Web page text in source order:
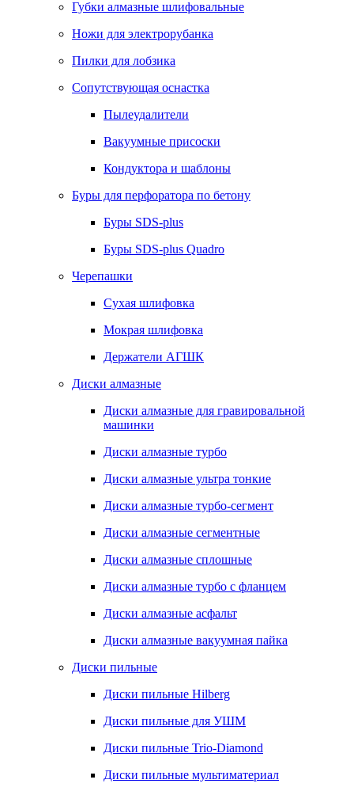
Губки алмазные шлифовальные
Ножи для электрорубанка
Пилки для лобзика
Сопутствующая оснастка
Пылеудалители
Вакуумные присоски
Кондуктора и шаблоны
Буры для перфоратора по бетону
Буры SDS-plus
Буры SDS-plus Quadro
Черепашки
Сухая шлифовка
Мокрая шлифовка
Держатели АГШК
Диски алмазные
Диски алмазные для гравировальной
машинки
Диски алмазные турбо
Диски алмазные ультра тонкие
Диски алмазные турбо-сегмент
Диски алмазные сегментные
Диски алмазные сплошные
Диски алмазные турбо с фланцем
Диски алмазные асфальт
Диски алмазные вакуумная пайка
Диски пильные
Диски пильные Hilberg
Диски пильные для УШМ
Диски пильные Trio-Diamond
Диски пильные мультиматериал